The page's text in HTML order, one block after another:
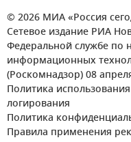
© 2026 МИА «Россия
Сетевое издание РИА
Федеральной службе по
информационных
(Роскомнадзор) 08
Политика
логирования
Политика
Правила применения